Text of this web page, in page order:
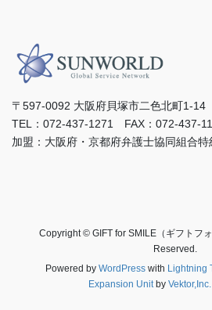
〒597-0092 ⼤阪府⾙塚市⼆⾊北町1-14
TEL：072-437-1271 FAX：072-437-
加盟：⼤阪府・京都府弁護⼠協同組合特
Copyright © GIFT for SMILE（ギフトフ
Reserved.
Powered by WordPresswith Lightning
Expansion Unitby Vektor,Inc.